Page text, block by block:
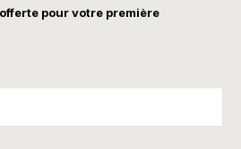
pour votre première